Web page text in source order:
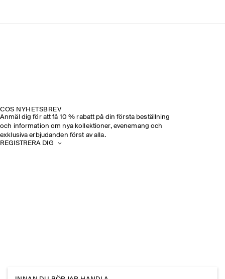
COS NYHETSBREV
Anmäl dig för att få 10 % rabatt på din första beställning
och information om nya kollektioner, evenemang och
exklusiva erbjudanden först av alla.
REGISTRERA DIG